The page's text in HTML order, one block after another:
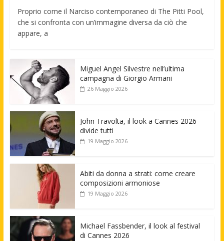
Proprio come il Narciso contemporaneo di The Pitti Pool,
che si confronta con un’immagine diversa da ciò che
appare, a
Miguel Angel Silvestre nell’ultima
campagna di Giorgio Armani
26 Maggio 2026
John Travolta, il look a Cannes 2026
divide tutti
19 Maggio 2026
Abiti da donna a strati: come creare
composizioni armoniose
19 Maggio 2026
Michael Fassbender, il look al festival
di Cannes 2026